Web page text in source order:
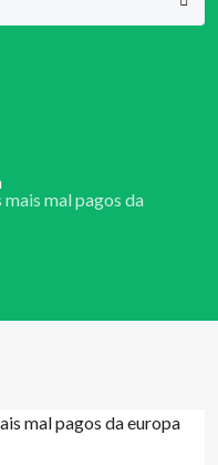
mal pagos da